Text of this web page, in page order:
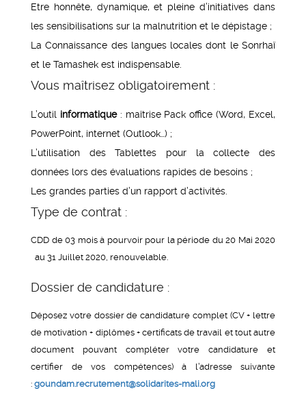
Etre honnête, dynamique, et pleine d’initiatives dans
les sensibilisations sur la malnutrition et le dépistage ;
La Connaissance des langues locales dont le Sonrhaï
et le Tamashek est indispensable.
Vous maîtrisez obligatoirement :
L’outil informatique : maîtrise Pack office (Word, Excel,
PowerPoint, internet (Outlook…) ;
L’utilisation des Tablettes pour la collecte des
données lors des évaluations rapides de besoins ;
Les grandes parties d’un rapport d’activités.
Type de contrat :
CDD de 03 mois à pourvoir pour la période du 20 Mai 2020
au 31 Juillet 2020, renouvelable.
Dossier de candidature :
Déposez votre dossier de candidature complet (CV + lettre
de motivation + diplômes + certificats de travail et tout autre
document pouvant compléter votre candidature et
certifier de vos compétences) à l’adresse suivante
: goundam.recrutement@solidarites-mali.org